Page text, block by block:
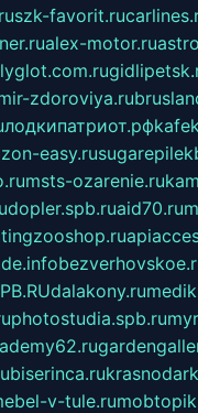
szk-favorit.ru
alex-motor.ru
zdoroviya.ru
лодкипатриот.рф
easy.ru
msts-ozarenie.ru
dopler.spb.ruaid70.ru
dalakony.ru
photostudia.spb.ru
biserinca.ru
v-tule.ru